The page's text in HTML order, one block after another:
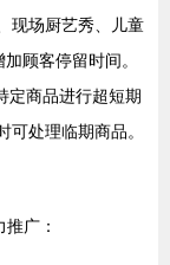
现场厨艺秀、儿童
顾客停留时间。
定商品进行超短期
处理临期商品。
广：